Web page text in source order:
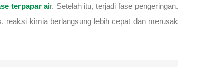
terpapar air. Setelah itu, terjadi fase pengeringan.
reaksi kimia berlangsung lebih cepat dan merusak